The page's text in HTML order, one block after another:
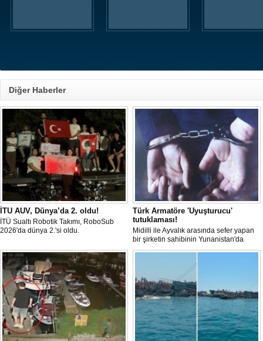
Diğer Haberler
İTU AUV, Dünya’da 2. oldu!
İTÜ Sualtı Robotik Takımı, RoboSub
2026'da dünya 2.'si oldu.
Türk Armatöre 'Uyuşturucu'
tutuklaması!
Midilli ile Ayvalık arasında sefer yapan
bir şirketin sahibinin Yunanistan'da
tutuklandığı bildirildi.